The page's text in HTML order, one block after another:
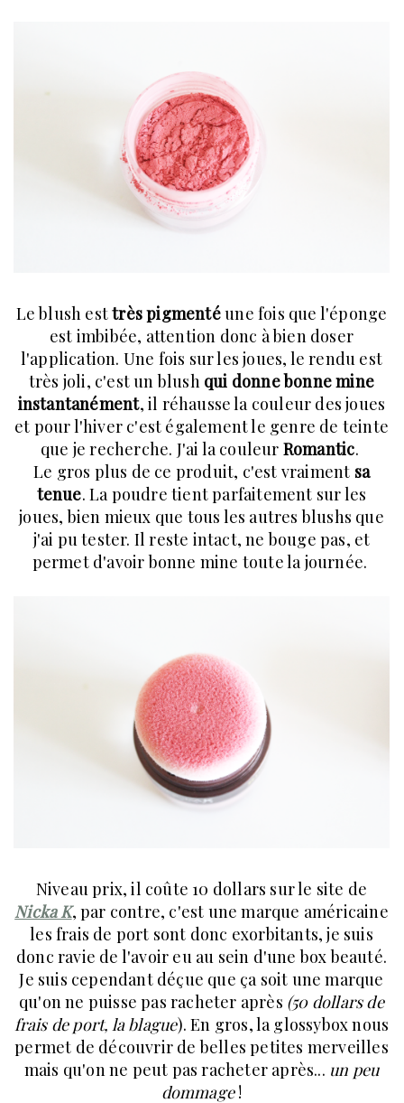
Le blush esttrès pigmentéune fois que l'éponge
est imbibée, attention donc à bien doser
l'application. Une fois sur les joues, le rendu est
très joli, c'est un blush qui donne bonne mine
instantanément, il réhausse la couleur des joues
et pour l'hiver c'est également le genre de teinte
que je recherche. J'ai la couleur Romantic.
Le gros plus de ce produit, c'est vraiment sa
tenue. La poudre tient parfaitement sur les
joues, bien mieux que tous les autres blushs que
j'ai pu tester. Il reste intact, ne bouge pas, et
permet d'avoir bonne mine toute la journée.
Niveau prix, il coûte 10 dollars sur le site de
Nicka K, par contre, c'est une marque américaine
les frais de port sont donc exorbitants, je suis
donc ravie de l'avoir eu au sein d'une box beauté.
Je suis cependant déçue que ça soit une marque
qu'on ne puisse pas racheter après (50 dollars de
frais de port, la blague). En gros, la glossybox nous
permet de découvrir de belles petites merveilles
mais qu'on ne peut pas racheter après... un peu
dommage!